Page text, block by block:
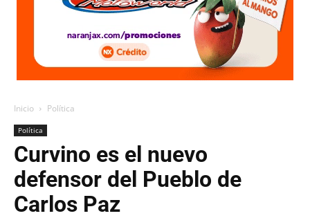
Inicio Política
Política
Curvino es el nuevo
defensor del Pueblo de
Carlos Paz